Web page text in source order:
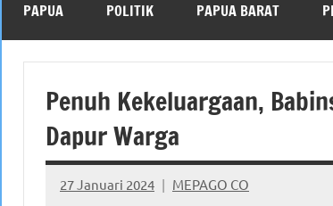
PAPUA POLITIK PAPUA BARAT
Penuh Kekeluargaan,
Dapur Warga
27 Januari 2024 MEPAGO CO
No